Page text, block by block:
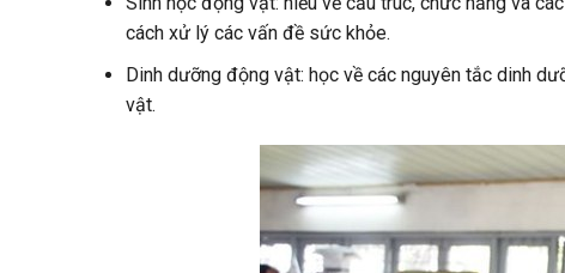
cách xử lý các vấn đề sức khỏe.
Dinh dưỡng động vật: học về các nguyên tắc dinh
vật.